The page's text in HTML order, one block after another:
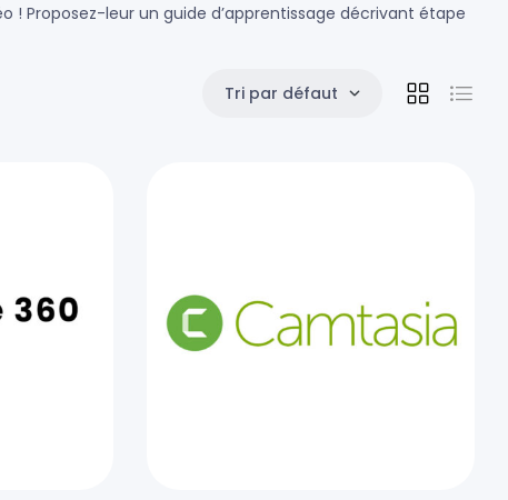
! Proposez-leur un guide d’apprentissage décrivant étape
Tri par défaut